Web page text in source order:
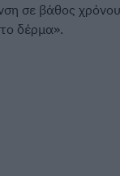
σε βάθος
δέρμα».